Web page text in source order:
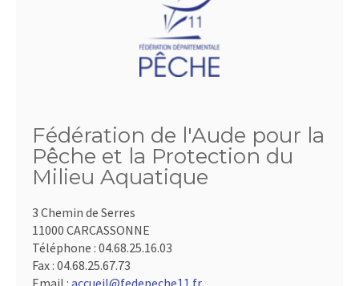
Fédération de l'Aude pour la
Pêche et la Protection du
Milieu Aquatique
3 Chemin de Serres
11000 CARCASSONNE
Téléphone : 04.68.25.16.03
Fax : 04.68.25.67.73
Email : accueil@fedepeche11.fr